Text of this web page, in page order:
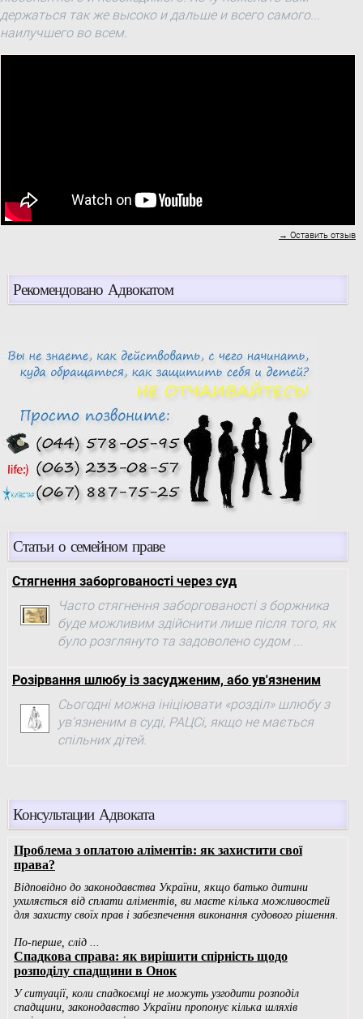
держаться так же высоко и дальше и всего самого...
наилучшего во всем.
→ Оставить отзыв
Рекомендовано Адвокатом
Статьи о семейном праве
Стягнення заборгованості через суд
Часто стягнення заборгованості з боржника
буде можливим здійснити лише після того, як
було розглянуто та задоволено судом ...
Розірвання шлюбу із засудженим, або ув'язненим
Сьогодні можна ініціювати «розділ» шлюбу з
ув'язненим в суді, РАЦСі, якщо не мається
спільних дітей.
Консультации Адвоката